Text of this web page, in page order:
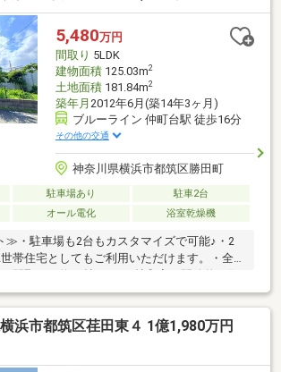
環境・まいばすけっと荏田南店 徒歩5分(約
まい探しをお手伝いします ━━━━━・・・
お気軽にお問い合わせください。
5,480万円
間取り 5LDK
建物面積125.03m2
土地面積181.84m2
築年月 2012年6月(築14年3ヶ月)
ブルーライン 仲町台駅 徒歩16分
その他の交通
神奈川県横浜市都筑区勝田町
駐車場あり
駐車2台
オール電化 浴室乾燥機
≫・駐車場も2台もカスタマイズで可能♪・2
帯住宅としてもご利用いただけます。・全室
間取り・約16帖LDK＋8帖和室で開放的な住
お子様のプールも楽しめます。「今の家が手
んなご家族にもおすすめ。100㎡超・5LDK
、お子様一人ひとりの個室も確保しやすい
・ウッドデッキ付きで、ご家族の休日も充実
浜市都筑区荏田東４ 1億1,980万円